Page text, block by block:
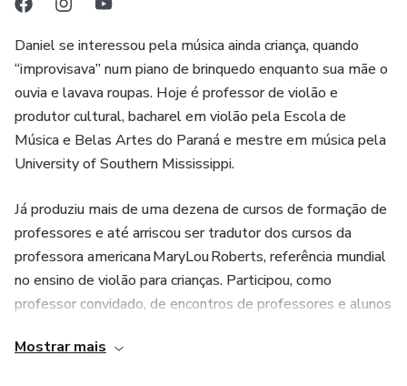
Daniel se interessou pela música ainda criança, quando
“improvisava” num piano de brinquedo enquanto sua mãe o
ouvia e lavava roupas. Hoje é professor de violão e
produtor cultural, bacharel em violão pela Escola de
Música e Belas Artes do Paraná e mestre em música pela
University of Southern Mississippi.
Já produziu mais de uma dezena de cursos de formação de
professores e até arriscou ser tradutor dos cursos da
professora americana MaryLou Roberts, referência mundial
no ensino de violão para crianças. Participou, como
professor convidado, de encontros de professores e alunos
Mostrar mais